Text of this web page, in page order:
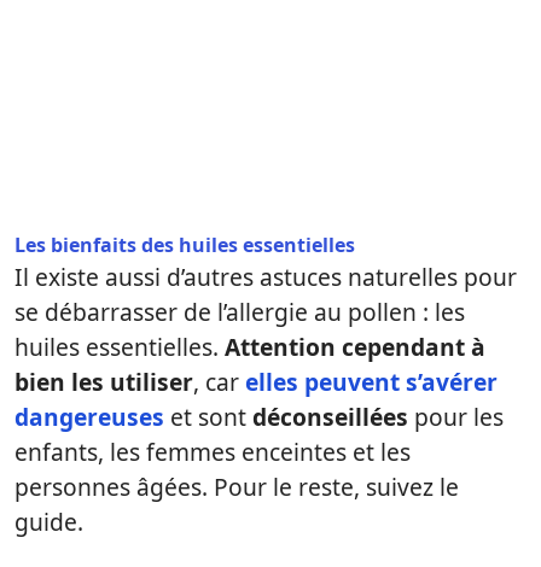
Les bienfaits des huiles essentielles
Il existe aussi d’autres astuces naturelles pour
se débarrasser de l’allergie au pollen : les
huiles essentielles. Attention cependant à
bien les utiliser, carelles peuvent s’avérer
dangereuses et sontdéconseillées pour les
enfants, les femmes enceintes et les
personnes âgées. Pour le reste, suivez le
guide.